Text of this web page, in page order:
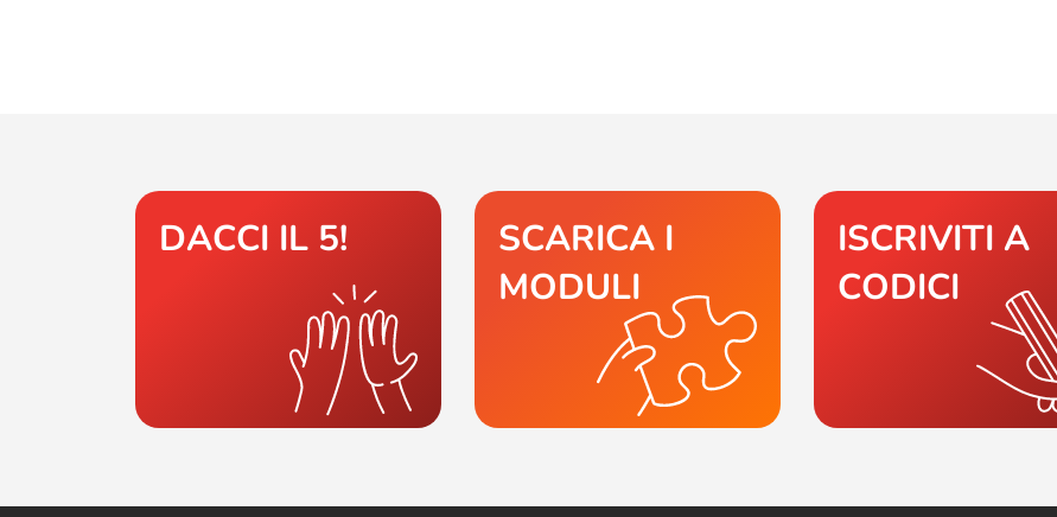
DACCI IL 5!
SCARICA I
MODULI
ISCRIVITI A
CODICI